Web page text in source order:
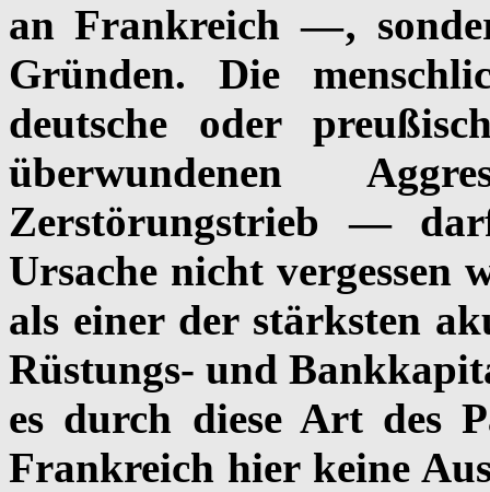
an Frankreich —‚
Gründen. Die
deutsche oder
überwundenen
Zerstörungstrieb —
Ursache nicht vergessen
als einer der stärksten
Rüstungs- und
es durch diese Art des
Frankreich hier keine